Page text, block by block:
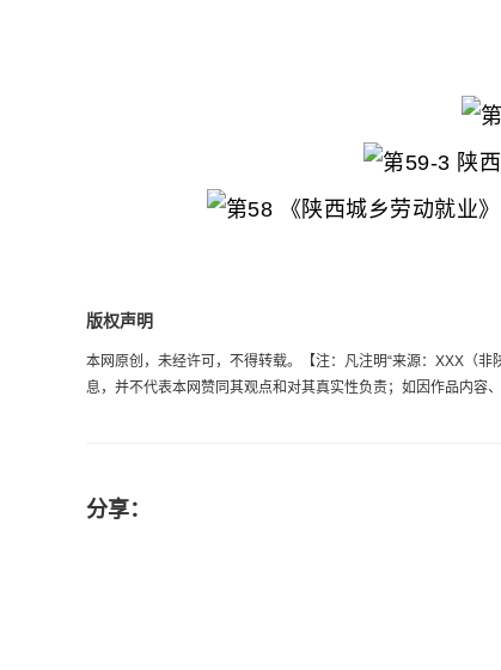
版权声明
本网原创，未经许可，不得转载。【注：凡注明“来源：XXX（
息，并不代表本网赞同其观点和对其真实性负责；如因作品内容
分享：